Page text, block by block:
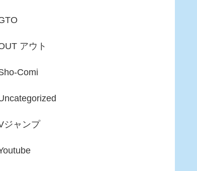
アウト
Comi
ジャンプ